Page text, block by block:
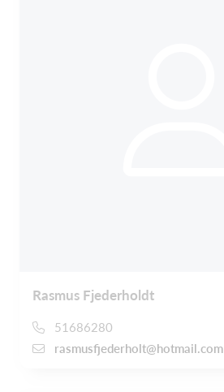
Rasmus Fjederholdt
51686280
rasmusfjederholt@hotmail.com